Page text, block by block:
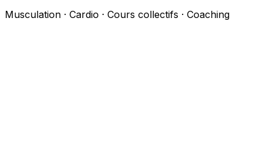
Musculation · Cardio · Cours collectifs · Coaching